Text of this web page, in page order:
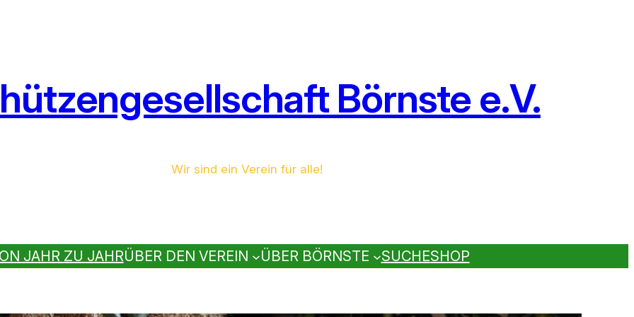
Börnste e.V.
Wir sind ein Verein für alle!
JAHR ZU JAHRÜBER DEN VEREIN ÜBER BÖRNSTE SUCHESHOP